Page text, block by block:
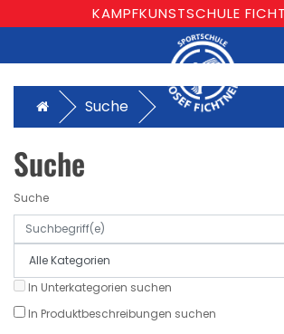
KAMPFKUNSTSCHULE
Suche
Suche
Suche
In Unterkategorien suchen
In Produktbeschreibungen suchen